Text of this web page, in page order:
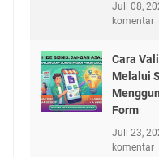
Juli 08,
komentar
Cara
Melalui
Form
Juli 23,
komentar